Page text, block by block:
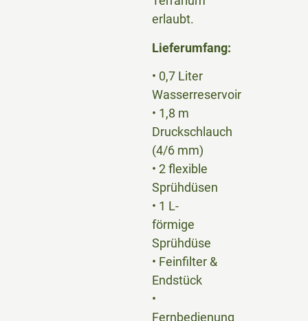
erlaubt.
Lieferumfang:
• 0,7 Liter
Wasserreservoir
• 1,8 m
Druckschlauch
(4/6 mm)
• 2 flexible
Sprühdüsen
• 1 L-
förmige
Sprühdüse
• Feinfilter &
Endstück
•
Fernbedienung